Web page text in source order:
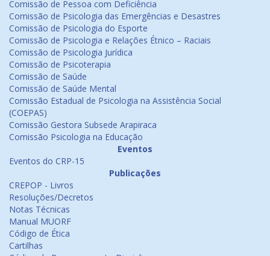
Comissão de Pessoa com Deficiência
Comissão de Psicologia das Emergências e Desastres
Comissão de Psicologia do Esporte
Comissão de Psicologia e Relações Étnico – Raciais
Comissão de Psicologia Jurídica
Comissão de Psicoterapia
Comissão de Saúde
Comissão de Saúde Mental
Comissão Estadual de Psicologia na Assistência Social
(COEPAS)
Comissão Gestora Subsede Arapiraca
Comissão Psicologia na Educação
Eventos
Eventos do CRP-15
Publicações
CREPOP - Livros
Resoluções/Decretos
Notas Técnicas
Manual MUORF
Código de Ética
Cartilhas